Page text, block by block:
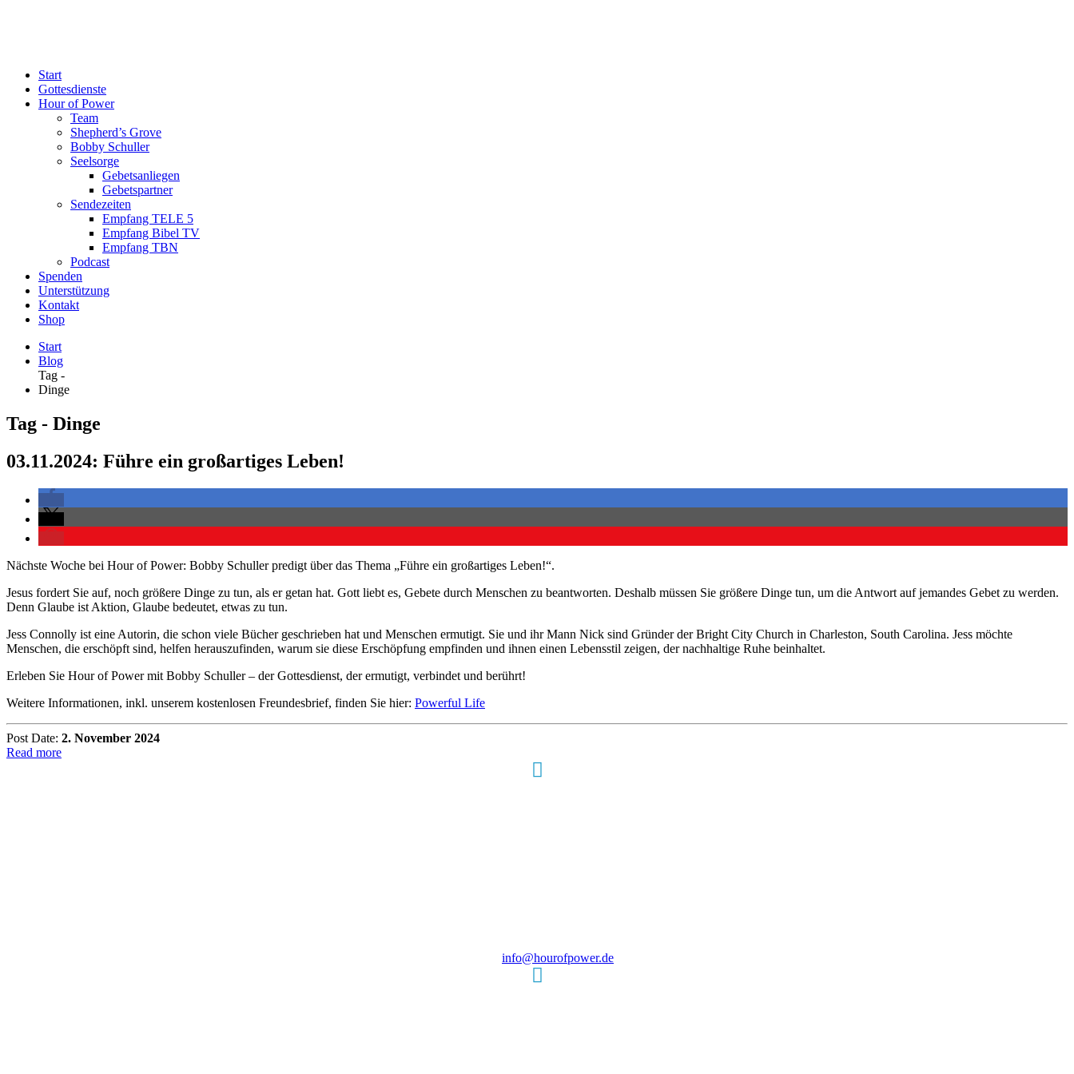
Start
Gottesdienste
Hour of Power
Team
Shepherd’s Grove
Bobby Schuller
Seelsorge
Gebetsanliegen
Gebetspartner
Sendezeiten
Empfang TELE 5
Empfang Bibel TV
Empfang TBN
Podcast
Spenden
Unterstützung
Kontakt
Shop
Start
Blog
Tag -
Dinge
Tag - Dinge
03.11.2024: Führe ein großartiges Leben!
Nächste Woche bei Hour of Power: Bobby Schuller predigt über das Thema „Führe ein großartiges Leben!“.
Jesus fordert Sie auf, noch größere Dinge zu tun, als er getan hat. Gott liebt es, Gebete durch Menschen zu beantworten. Deshalb müssen Sie größere Dinge tun, um die Antwort auf jemandes Gebet zu werden.
Denn Glaube ist Aktion, Glaube bedeutet, etwas zu tun.
Jess Connolly ist eine Autorin, die schon viele Bücher geschrieben hat und Menschen ermutigt. Sie und ihr Mann Nick sind Gründer der Bright City Church in Charleston, South Carolina. Jess möchte
Menschen, die erschöpft sind, helfen herauszufinden, warum sie diese Erschöpfung empfinden und ihnen einen Lebensstil zeigen, der nachhaltige Ruhe beinhaltet.
Erleben Sie Hour of Power mit Bobby Schuller – der Gottesdienst, der ermutigt, verbindet und berührt!
Weitere Informationen, inkl. unserem kostenlosen Freundesbrief, finden Sie hier: Powerful Life
Post Date: 2. November 2024
Read more
info@hourofpower.de